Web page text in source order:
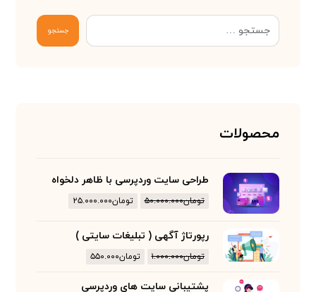
جستجو
محصولات
طراحی سایت وردپرسی با ظاهر دلخواه
تومان۵۰.۰۰۰.۰۰۰ تومان۲۵.۰۰۰.۰۰۰
رپورتاژ آگهی ( تبلیغات سایتی )
تومان۱.۰۰۰.۰۰۰ تومان۵۵۰.۰۰۰
پشتیبانی سایت های وردپرسی